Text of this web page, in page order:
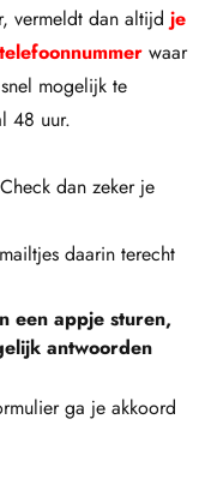
vermeldt dan altijd je
waar
mogelijk te
48 uur.
dan zeker je
daarin terecht
een appje sturen,
antwoorden
ga je akkoord